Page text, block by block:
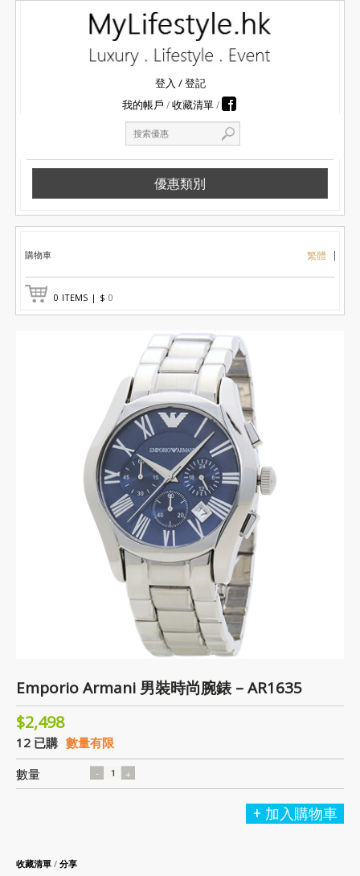
登入 /登記
我的帳戶
收藏清單
優惠類別
購物車 繁體
0 ITEMS | $ 0
Emporio Armani 男裝時尚腕錶 – AR1635
$2,498
12 已購 數量有限
數量
加入購物車
收藏清單 / 分享